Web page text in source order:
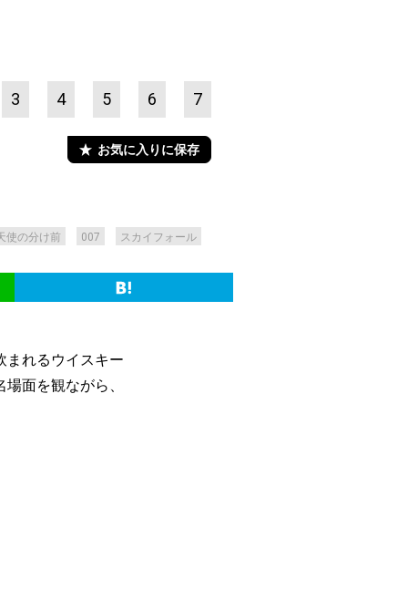
3 4 5 6 7
お気に入りに保存
使の分け前 007 スカイフォール
まれるウイスキー
面を観ながら、